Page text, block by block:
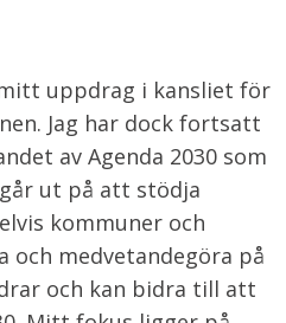
uppdrag i kansliet för
Jag har dock fortsatt
av Agenda 2030 som
ut på att stödja
kommuner och
och medvetandegöra på
och kan bidra till att